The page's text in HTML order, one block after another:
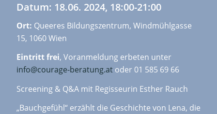
Datum: 18.06. 2024, 18:00-21:00
Ort: Queeres Bildungszentrum, Windmühlgasse
15, 1060 Wien
Eintritt frei, Voranmeldung erbeten unter
info@courage-beratung.atoder 01 585 69 66
Screening & Q&A mit Regisseurin Esther Rauch
„Bauchgefühl“ erzählt die Geschichte von Lena, die